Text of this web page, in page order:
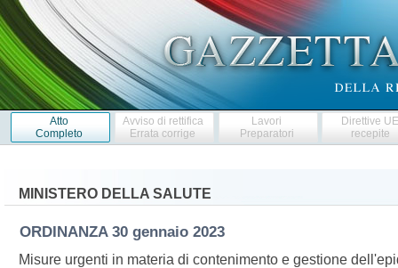
Atto
Completo
Avviso di rettifica
Errata corrige
Lavori
Preparatori
Direttive
recepite
MINISTERO DELLA SALUTE
ORDINANZA 30 gennaio 2023
Misure urgenti in materia di contenimento e gestione